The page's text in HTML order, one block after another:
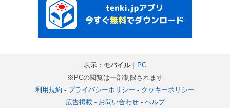
表示： モバイル｜ PC
※PCの閲覧は一部制限されます
利用規約 - プライバシーポリシー - クッキーポリシー
広告掲載- お問い合わせ- ヘルプ